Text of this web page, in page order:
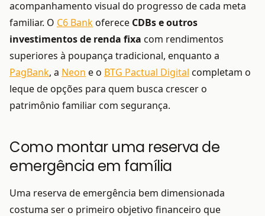
acompanhamento visual do progresso de cada meta
familiar. O C6 Bank oferece CDBs e outros
investimentos de renda fixa com rendimentos
superiores à poupança tradicional, enquanto a
PagBank, a Neon e o BTG Pactual Digital completam o
leque de opções para quem busca crescer o
patrimônio familiar com segurança.
Como montar uma reserva de
emergência em família
Uma reserva de emergência bem dimensionada
costuma ser o primeiro objetivo financeiro que